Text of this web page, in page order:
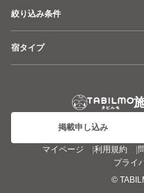
絞り込み条件
宿タイプ
掲載申し込み
マイページ
利用規約
プライ
©